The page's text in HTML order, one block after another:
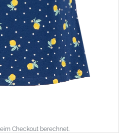
Checkout berechnet.